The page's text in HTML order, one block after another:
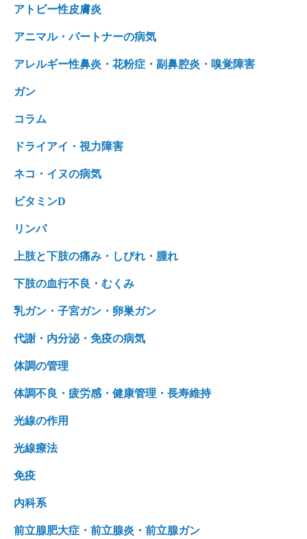
アトピー性皮膚炎
アニマル・パートナーの病気
アレルギー性鼻炎・花粉症・副鼻腔炎・嗅覚障害
ガン
コラム
ドライアイ・視力障害
ネコ・イヌの病気
ビタミンD
リンパ
上肢と下肢の痛み・しびれ・腫れ
下肢の血行不良・むくみ
乳ガン・子宮ガン・卵巣ガン
代謝・内分泌・免疫の病気
体調の管理
体調不良・疲労感・健康管理・長寿維持
光線の作用
光線療法
免疫
内科系
前立腺肥大症・前立腺炎・前立腺ガン